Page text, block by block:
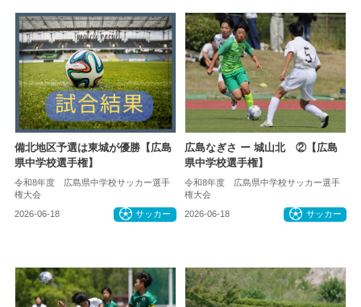
備北地区予選は東城が優勝【広島
県中学校選手権】
令和8年度 広島県中学校サッカー選手
権大会
2026-06-18 サッカー
広島なぎさ ー 城山北 ②【広島
県中学校選手権】
令和8年度 広島県中学校サッカー選手
権大会
2026-06-18 サッカー